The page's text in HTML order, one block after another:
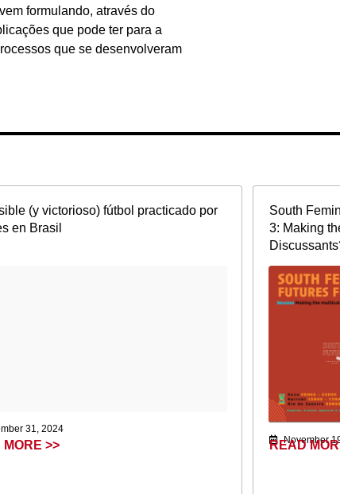
formulando, através do
que pode ter para a
que se desenvolveram
(y victorioso) fútbol practicado por
en Brasil
31, 2024
MORE >>
South
3: Making
November
READ